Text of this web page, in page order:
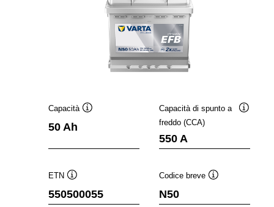
Capacità
50 Ah
Capacità di spunto a
freddo (CCA)
550 A
ETN
comando
550500055
Codice breve
N50